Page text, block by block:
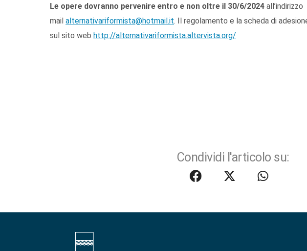
Le opere dovranno pervenire entro e non oltre il 30/6/2024 all’indirizzo
mail alternativariformista@hotmail.it. Il regolamento e la scheda di
sul sito web http://alternativariformista.altervista.org/
Condividi l'articolo su: